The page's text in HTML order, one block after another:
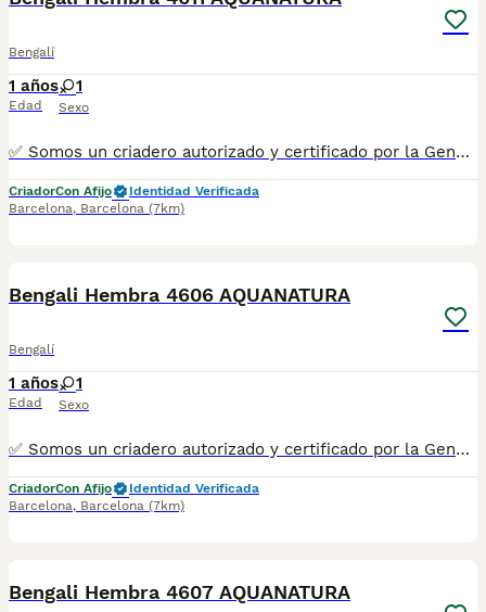
Bengalí
1 años
Edad
1
Sexo
✅ Somos un criadero autorizado y certificado por la Generalitat de Catalunya. PARA MÁS INFORMACIÓN: ☎️ 933095977 📱 685878504 / 674320847 💻 www.aquanatura.es 🚙 Hacemos envíos 📌 Calle Roger de Flor 45, muy cerca del Arc de Triomf de Barcelona, de Lunes a Sábados. Se entregan con la mayoría de sus vacunas, desparasitados interna y externamente, con microchip y su registro, cartilla sanitaria y contrato de garantías, bajo la supervisión de nuestro equipo veterinario. AQUANATURA
CriadorCon Afijo
Identidad Verificada
Barcelona, Barcelona (7km)
Bengali Hembra 4606 AQUANATURA
Bengalí
1 años
Edad
1
Sexo
✅ Somos un criadero autorizado y certificado por la Generalitat de Catalunya. PARA MÁS INFORMACIÓN: ☎️ 933095977 📱 685878504 / 674320847 💻 www.aquanatura.es 🚙 Hacemos envíos 📌 Calle Roger de Flor 45, muy cerca del Arc de Triomf de Barcelona, de Lunes a Sábados. Se entregan con la mayoría de sus vacunas, desparasitados interna y externamente, con microchip y su registro, cartilla sanitaria y contrato de garantías, bajo la supervisión de nuestro equipo veterinario. AQUANATURA
CriadorCon Afijo
Identidad Verificada
Barcelona, Barcelona (7km)
Bengali Hembra 4607 AQUANATURA